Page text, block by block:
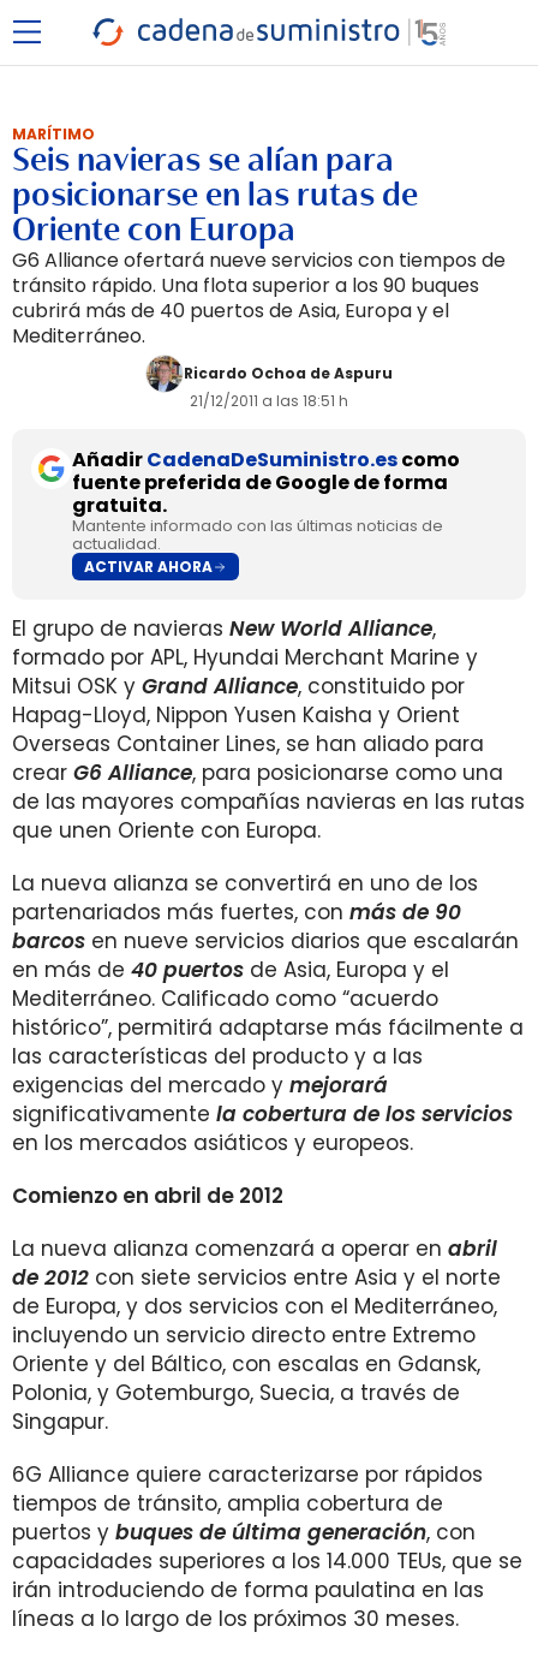
MARÍTIMO
Seis navieras se alían para
posicionarse en las rutas de
Oriente con Europa
G6 Alliance ofertará nueve servicios con tiempos de
tránsito rápido. Una flota superior a los 90 buques
cubrirá más de 40 puertos de Asia, Europa y el
Mediterráneo.
Ricardo Ochoa de Aspuru
21/12/2011 a las 18:51 h
AñadirCadenaDeSuministro.escomo
fuente preferida de Google de forma
gratuita.
Mantente informado con las últimas noticias de
actualidad.
ACTIVAR AHORA
El grupo de navieras New World Alliance,
formado por APL, Hyundai Merchant Marine y
Mitsui OSK y Grand Alliance, constituido por
Hapag-Lloyd, Nippon Yusen Kaisha y Orient
Overseas Container Lines, se han aliado para
crear G6 Alliance, para posicionarse como una
de las mayores compañías navieras en las rutas
que unen Oriente con Europa.
La nueva alianza se convertirá en uno de los
partenariados más fuertes, con más de 90
barcos en nueve servicios diarios que escalarán
en más de 40 puertos de Asia, Europa y el
Mediterráneo. Calificado como “acuerdo
histórico”, permitirá adaptarse más fácilmente a
las características del producto y a las
exigencias del mercado y mejorará
significativamente la cobertura de los servicios
en los mercados asiáticos y europeos.
Comienzo en abril de 2012
La nueva alianza comenzará a operar en abril
de 2012 con siete servicios entre Asia y el norte
de Europa, y dos servicios con el Mediterráneo,
incluyendo un servicio directo entre Extremo
Oriente y del Báltico, con escalas en Gdansk,
Polonia, y Gotemburgo, Suecia, a través de
Singapur.
6G Alliance quiere caracterizarse por rápidos
tiempos de tránsito, amplia cobertura de
puertos y buques de última generación, con
capacidades superiores a los 14.000 TEUs, que se
irán introduciendo de forma paulatina en las
líneas a lo largo de los próximos 30 meses.